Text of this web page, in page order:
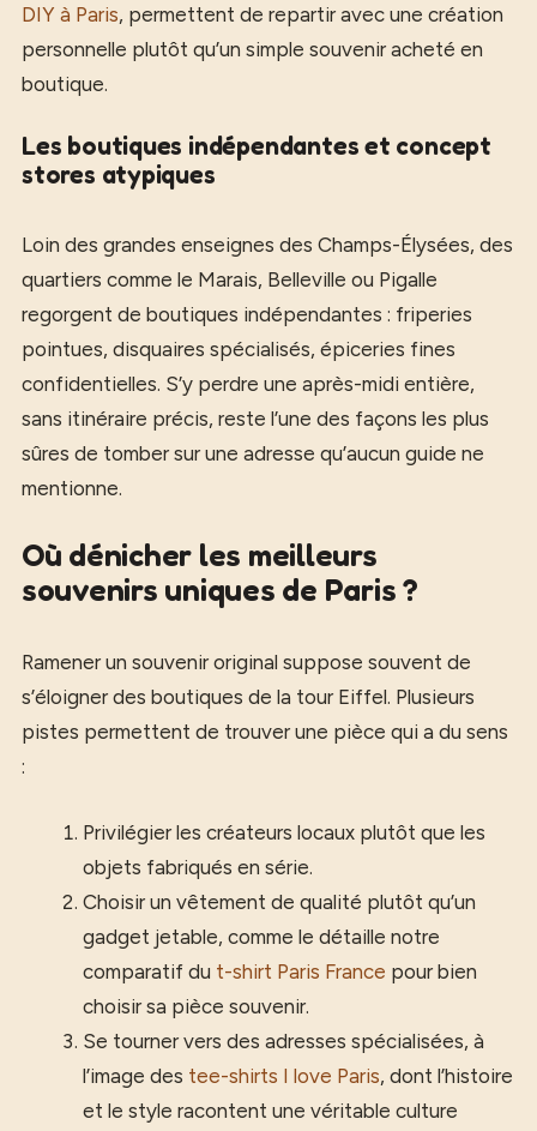
DIY à Paris, permettent de repartir avec une création
personnelle plutôt qu’un simple souvenir acheté en
boutique.
Les boutiques indépendantes et concept
stores atypiques
Loin des grandes enseignes des Champs-Élysées, des
quartiers comme le Marais, Belleville ou Pigalle
regorgent de boutiques indépendantes : friperies
pointues, disquaires spécialisés, épiceries fines
confidentielles. S’y perdre une après-midi entière,
sans itinéraire précis, reste l’une des façons les plus
sûres de tomber sur une adresse qu’aucun guide ne
mentionne.
Où dénicher les meilleurs
souvenirs uniques de Paris ?
Ramener un souvenir original suppose souvent de
s’éloigner des boutiques de la tour Eiffel. Plusieurs
pistes permettent de trouver une pièce qui a du sens
:
Privilégier les créateurs locaux plutôt que les
objets fabriqués en série.
Choisir un vêtement de qualité plutôt qu’un
gadget jetable, comme le détaille notre
comparatif du t-shirt Paris France pour bien
choisir sa pièce souvenir.
Se tourner vers des adresses spécialisées, à
l’image des tee-shirts I love Paris, dont l’histoire
et le style racontent une véritable culture